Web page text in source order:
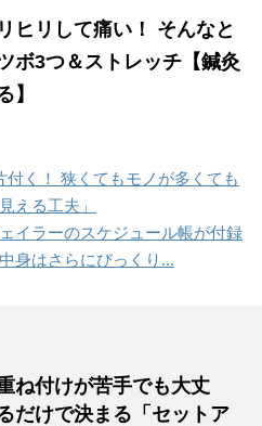
ヒリして痛い！ そんなと
ボ3つ＆ストレッチ【鍼灸
】
付く！ 狭くてもモノが多くても
える工夫」
イラーのスケジュール帳が付録
身はさらにびっくり...
ね付けが苦手でも大丈
だけで決まる「セットア